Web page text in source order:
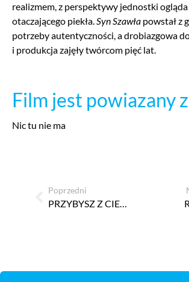
realizmem, z perspektywy jednostki
otaczającego piekła.Syn Szawła powstał z
potrzeby autentyczności, a drobiazgowa
i produkcja zajęły twórcom pięć lat.
Film jest powiazany
Nic tu nie ma
Poprzedni